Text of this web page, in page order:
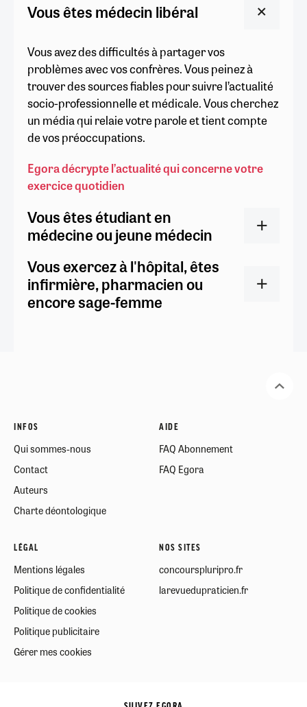
Vous êtes médecin libéral
Vous avez des difficultés à partager vos
problèmes avec vos confrères. Vous peinez à
trouver des sources fiables pour suivre l’actualité
socio-professionnelle et médicale. Vous cherchez
un média qui relaie votre parole et tient compte
de vos préoccupations.
Egora décrypte l’actualité qui concerne votre
exercice quotidien
Vous êtes étudiant en
médecine ou jeune médecin
Vous exercez à l'hôpital, êtes
infirmière, pharmacien ou
encore sage-femme
INFOS
Qui sommes-nous
Contact
Auteurs
Charte déontologique
AIDE
FAQ Abonnement
FAQ Egora
LÉGAL
Mentions légales
Politique de confidentialité
Politique de cookies
Politique publicitaire
Gérer mes cookies
NOS SITES
concourspluripro.fr
larevuedupraticien.fr